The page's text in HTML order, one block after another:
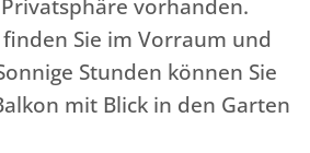
vorhanden.
Sie im Vorraum und
Stunden können Sie
mit Blick in den Garten